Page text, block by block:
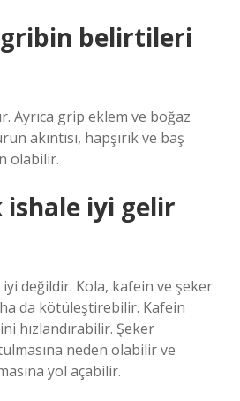
gribin belirtileri
Ayrıca grip eklem ve boğaz
akıntısı, hapşırık ve baş
olabilir.
ishale iyi gelir
iyi değildir. Kola, kafein ve şeker
da kötüleştirebilir. Kafein
hızlandırabilir. Şeker
neden olabilir ve
yol açabilir.